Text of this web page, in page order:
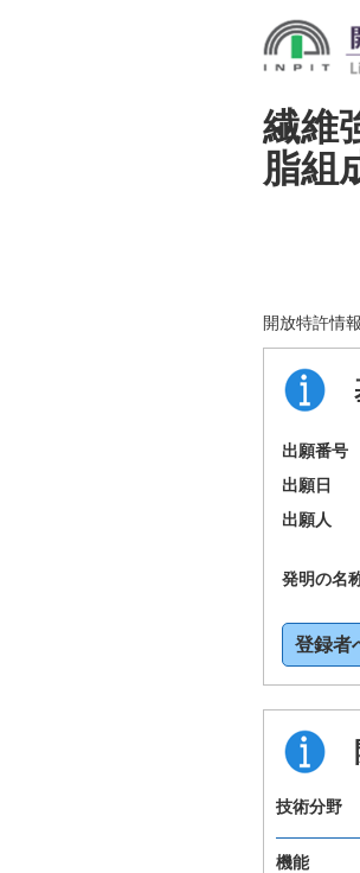
繊維
脂組
開放特許情
出願番号
出願日
出願人
発明の名
登録者
技術分野
機能